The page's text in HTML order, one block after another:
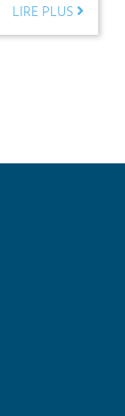
LIRE PLUS